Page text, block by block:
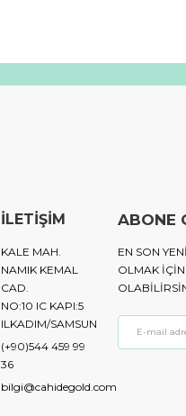
İLETİŞİM
KALE MAH.
NAMIK KEMAL
CAD.
NO:10 IC KAPI:5
ILKADIM/SAMSUN
(+90)544 459 99
36
bilgi@cahidegold.com
ABONE
EN SON
OLMAK